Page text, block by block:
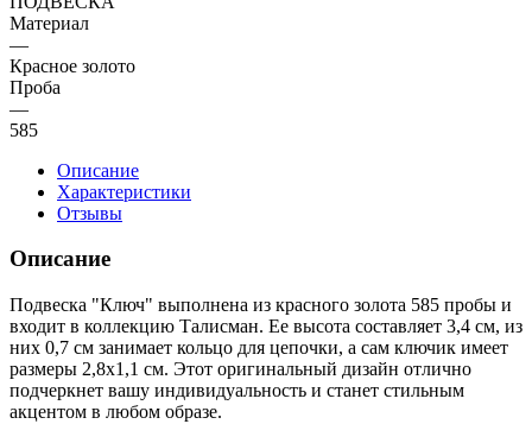
Материал
—
Красное золото
Проба
—
585
Описание
Характеристики
Отзывы
Описание
Подвеска "Ключ" выполнена из красного золота 585 пробы и
входит в коллекцию Талисман. Ее высота составляет 3,4 см, из
них 0,7 см занимает кольцо для цепочки, а сам ключик имеет
размеры 2,8х1,1 см. Этот оригинальный дизайн отлично
подчеркнет вашу индивидуальность и станет стильным
акцентом в любом образе.